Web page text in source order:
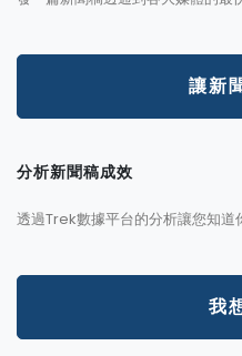
讓新
分析新聞稿成效
透過Trek數據平台的分析讓您知道
我